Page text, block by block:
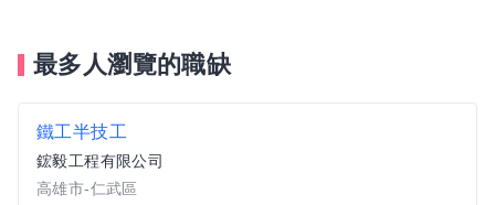
最多人瀏覽的職缺
鐵工半技工
鋐毅工程有限公司
高雄市-仁武區